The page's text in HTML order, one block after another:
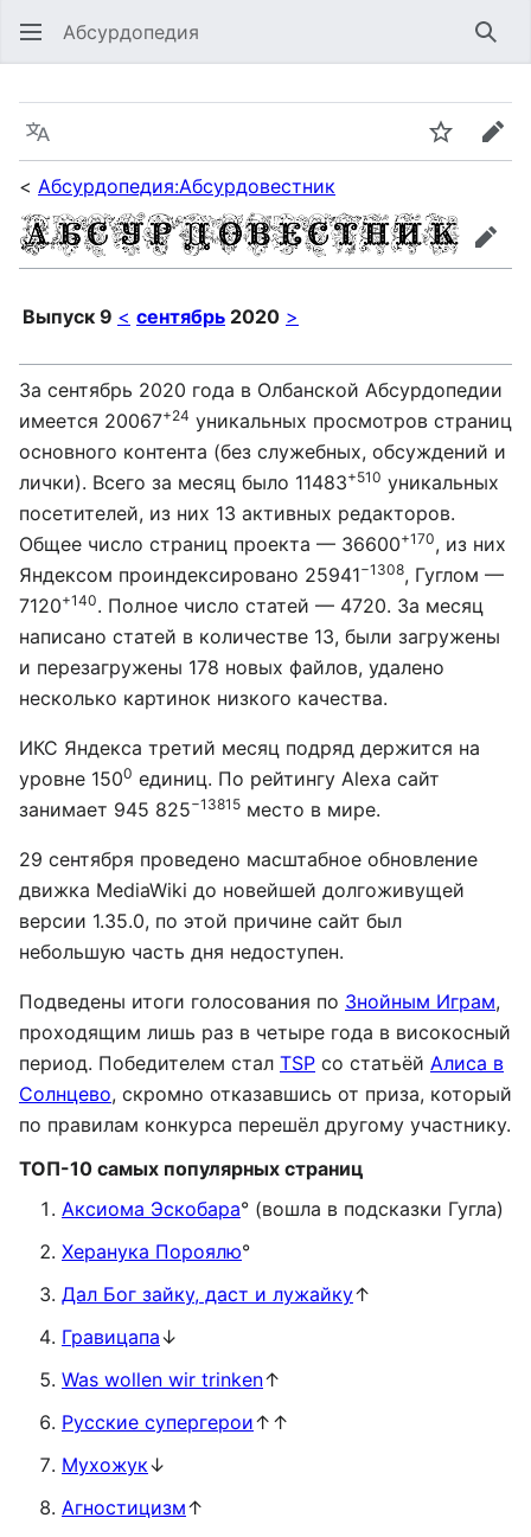
Абсурдопедия
Язык
< Абсурдопедия:Абсурдовестник
Выпуск 9 < сентябрь 2020 >
За сентябрь 2020 года в Олбанской Абсурдопедии
имеется 20067+24 уникальных просмотров страниц
основного контента (без служебных, обсуждений и
лички). Всего за месяц было 11483+510 уникальных
посетителей, из них 13 активных редакторов.
Общее число страниц проекта — 36600+170, из них
Яндексом проиндексировано 25941−1308, Гуглом —
7120+140. Полное число статей — 4720. За месяц
написано статей в количестве 13, были загружены
и перезагружены 178 новых файлов, удалено
несколько картинок низкого качества.
ИКС Яндекса третий месяц подряд держится на
уровне 1500 единиц. По рейтингу Alexa сайт
занимает 945 825−13815 место в мире.
29 сентября проведено масштабное обновление
движка MediaWiki до новейшей долгоживущей
версии 1.35.0, по этой причине сайт был
небольшую часть дня недоступен.
Подведены итоги голосования по Знойным Играм,
проходящим лишь раз в четыре года в високосный
период. Победителем стал TSP со статьёй Алиса в
Солнцево, скромно отказавшись от приза, который
по правилам конкурса перешёл другому участнику.
ТОП-10 самых популярных страниц
Аксиома Эскобара° (вошла в подсказки Гугла)
Херанука Пороялю°
Дал Бог зайку, даст и лужайку↑
Гравицапа↓
Was wollen wir trinken↑
Русские супергерои↑↑
Мухожук↓
Агностицизм↑